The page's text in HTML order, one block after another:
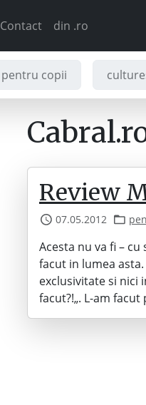
Contact din .ro
pentru copii
Review
07.05.2012
Acesta nu va fi –
facut in lumea
exclusivitate si nici
facut?!„. L-am